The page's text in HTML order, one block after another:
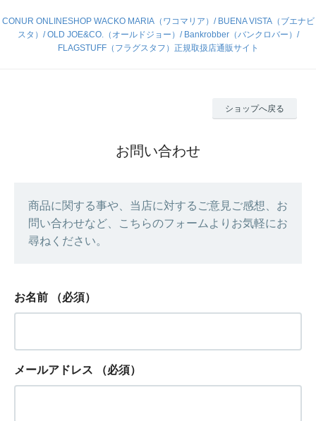
CONUR ONLINESHOP WACKO MARIA（ワコマリア）/ BUENA VISTA（ブエナビ
スタ）/ OLD JOE&CO.（オールドジョー）/ Bankrobber（バンクロバー）/
FLAGSTUFF（フラグスタフ）正規取扱店通販サイト
ショップへ戻る
お問い合わせ
商品に関する事や、当店に対するご意見ご感想、お
問い合わせなど、こちらのフォームよりお気軽にお
尋ねください。
お名前 （必須）
メールアドレス （必須）